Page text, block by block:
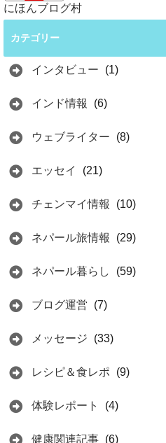
にほんブログ村
カテゴリー
インタビュー (1)
インド情報 (6)
ウェブライター (8)
エッセイ (21)
チェンマイ情報 (10)
ネパール旅情報 (29)
ネパール暮らし (59)
ブログ運営 (7)
メッセージ (33)
レシピ＆食レポ (9)
体験レポート (4)
健康関連記事 (6)